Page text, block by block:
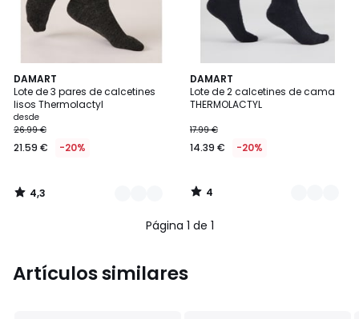
DAMART
Lote de 3 pares de calcetines
lisos Thermolactyl
Precio
a
partir
21.59
€
26.99
€
desde
26.99 €
21.59 € -20%
4,3
/ 5
2
Colores
4,3
/
DAMART
Lote de 2 calcetines de cama
THERMOLACTYL
17.99 €
14.39 € -20%
4
/
5
2
Colores
4
/
Página 1 de 1
Artículos similares